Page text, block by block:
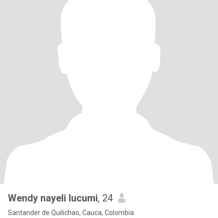
Wendy nayeli lucumi, 24
Santander de Quilichao, Cauca, Colombia